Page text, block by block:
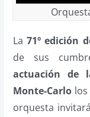
La 71º edición
de sus
actuación de
Monte-Carlolos
orquesta